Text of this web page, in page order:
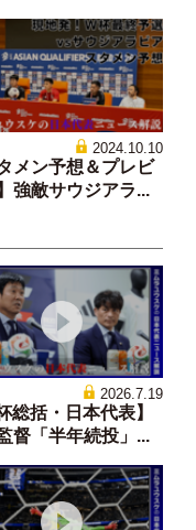
2024.10.10
メン予想＆プレビ
強敵サウジアラ...
2026.7.19
総括・日本代表】
督「半年続投」...